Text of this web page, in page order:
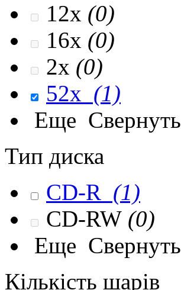
12x (0)
16x (0)
2x (0)
52x (1)
Еще Свернуть
Тип диска
CD-R (1)
CD-RW (0)
Еще Свернуть
Кількість шарів